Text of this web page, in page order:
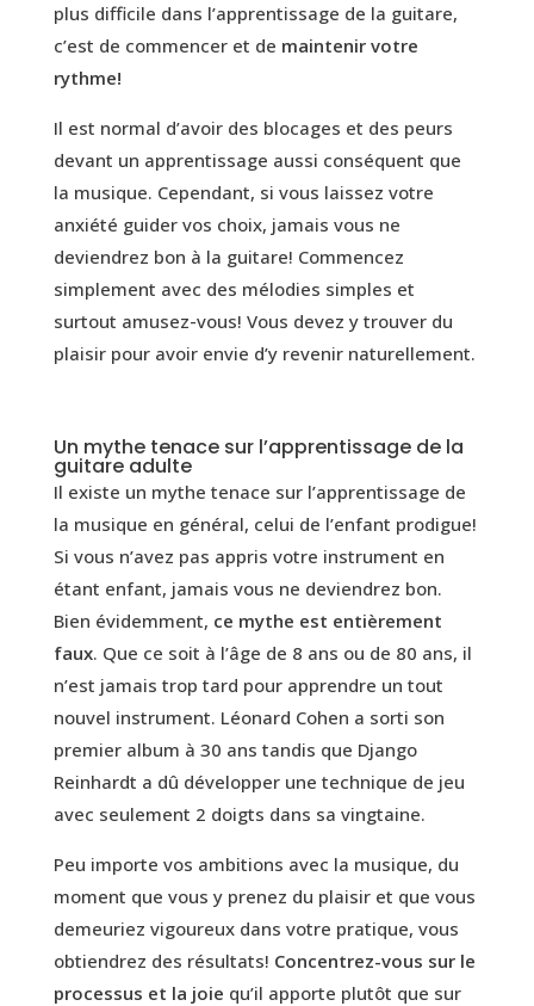
plus difficile dans l’apprentissage de la guitare,
c’est de commencer et de maintenir votre
rythme!
Il est normal d’avoir des blocages et des peurs
devant un apprentissage aussi conséquent que
la musique. Cependant, si vous laissez votre
anxiété guider vos choix, jamais vous ne
deviendrez bon à la guitare! Commencez
simplement avec des mélodies simples et
surtout amusez-vous! Vous devez y trouver du
plaisir pour avoir envie d’y revenir naturellement.
Un mythe tenace sur l’apprentissage de la
guitare adulte
Il existe un mythe tenace sur l’apprentissage de
la musique en général, celui de l’enfant prodigue!
Si vous n’avez pas appris votre instrument en
étant enfant, jamais vous ne deviendrez bon.
Bien évidemment, ce mythe est entièrement
faux. Que ce soit à l’âge de 8 ans ou de 80 ans, il
n’est jamais trop tard pour apprendre un tout
nouvel instrument. Léonard Cohen a sorti son
premier album à 30 ans tandis que Django
Reinhardt a dû développer une technique de jeu
avec seulement 2 doigts dans sa vingtaine.
Peu importe vos ambitions avec la musique, du
moment que vous y prenez du plaisir et que vous
demeuriez vigoureux dans votre pratique, vous
obtiendrez des résultats! Concentrez-vous sur le
processus et la joie qu’il apporte plutôt que sur